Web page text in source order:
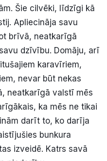
Šie cilvēki, līdzīgi kā
Apliecināja savu
brīvā, neatkarīgā
dzīvību. Domāju, arī
karavīriem,
nevar būt nekas
neatkarīgā valstī mēs
ka mēs ne tikai
darīt to, ko darīja
bunkura
izveidē. Katrs savā